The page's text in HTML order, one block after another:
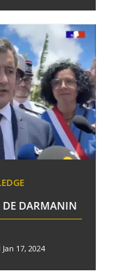
DE DARMANIN
Jan 17, 2024